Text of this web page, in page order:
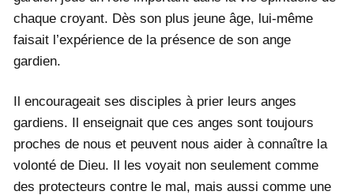
chaque croyant. Dès son plus jeune âge, lui-même
faisait l’expérience de la présence de son ange
gardien.
Il encourageait ses disciples à prier leurs anges
gardiens. Il enseignait que ces anges sont toujours
proches de nous et peuvent nous aider à connaître la
volonté de Dieu. Il les voyait non seulement comme
des protecteurs contre le mal, mais aussi comme une